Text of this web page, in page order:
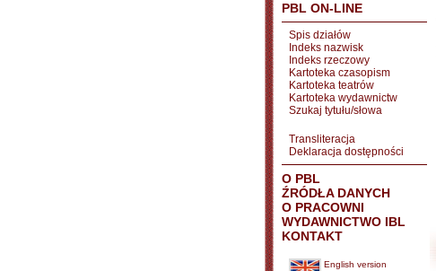
PBL ON-LINE
Spis działów
Indeks nazwisk
Indeks rzeczowy
Kartoteka czasopism
Kartoteka teatrów
Kartoteka wydawnictw
Szukaj tytułu/słowa
Transliteracja
Deklaracja dostępności
O PBL
ŹRÓDŁA DANYCH
O PRACOWNI
WYDAWNICTWO IBL
KONTAKT
English version